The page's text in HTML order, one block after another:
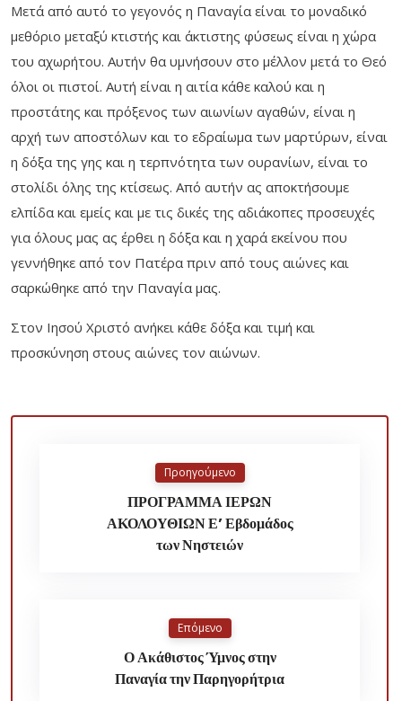
Μετά από αυτό το γεγονός η Παναγία είναι το μοναδικό
μεθόριο μεταξύ κτιστής και άκτιστης φύσεως είναι η χώρα
του αχωρήτου. Αυτήν θα υμνήσουν στο μέλλον μετά το Θεό
όλοι οι πιστοί. Αυτή είναι η αιτία κάθε καλού και η
προστάτης και πρόξενος των αιωνίων αγαθών, είναι η
αρχή των αποστόλων και το εδραίωμα των μαρτύρων, είναι
η δόξα της γης και η τερπνότητα των ουρανίων, είναι το
στολίδι όλης της κτίσεως. Από αυτήν ας αποκτήσουμε
ελπίδα και εμείς και με τις δικές της αδιάκοπες προσευχές
για όλους μας ας έρθει η δόξα και η χαρά εκείνου που
γεννήθηκε από τον Πατέρα πριν από τους αιώνες και
σαρκώθηκε από την Παναγία μας.
Στον Ιησού Χριστό ανήκει κάθε δόξα και τιμή και
προσκύνηση στους αιώνες τον αιώνων.
Προηγούμενο
ΠΡΟΓΡΑΜΜΑ ΙΕΡΩΝ
ΑΚΟΛΟΥΘΙΩΝ Ε’ Εβδομάδος
των Νηστειών
Επόμενο
Ο Ακάθιστος Ύμνος στην
Παναγία την Παρηγορήτρια